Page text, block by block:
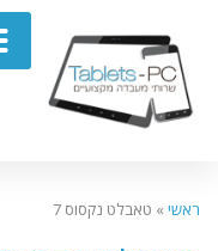
ראשי » טאבלט נקסוס 7